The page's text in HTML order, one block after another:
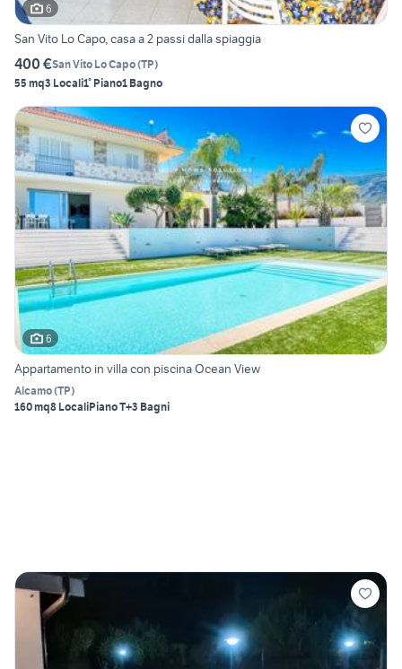
6
San Vito Lo Capo, casa a 2 passi dalla spiaggia
400 €San Vito Lo Capo(TP)
55 mq3 Locali1° Piano1 Bagno
6
Appartamento in villa con piscina Ocean View
Alcamo(TP)
160 mq8 LocaliPiano T+3 Bagni